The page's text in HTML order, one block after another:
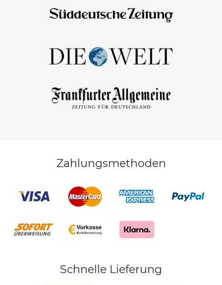
Zahlungsmethoden
Schnelle Lieferung